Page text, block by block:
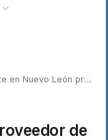
León proveedor de Inteligencia Artificial
de